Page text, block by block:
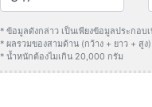
* ข้อมูลดังกล่าว เป็นเพียงข้อมูลประกอ
* ผลรวมของสามด้าน (กว้าง + ยาว + สูง
* น้ำหนักต้องไมเกิน 20,000 กรัม